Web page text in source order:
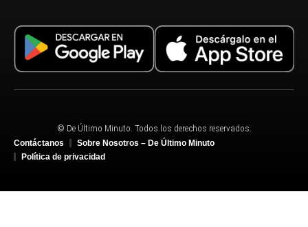
© De Último Minuto. Todos los derechos reservados.
Contáctanos
Sobre Nosotros – De Último Minuto
Política de privacidad